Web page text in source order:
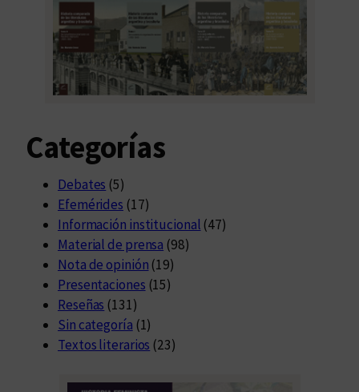
Categorías
Debates (5)
Efemérides (17)
Información institucional (47)
Material de prensa (98)
Nota de opinión (19)
Presentaciones (15)
Reseñas (131)
Sin categoría (1)
Textos literarios (23)